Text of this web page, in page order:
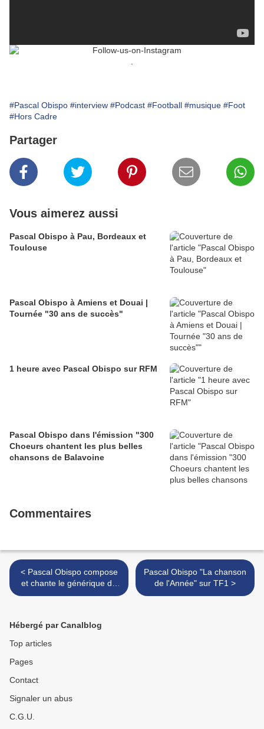
#Pascal Obispo #interview #Podcast #Football #musique #Foot
#Hors Cadre
Partager
Vous aimerez aussi
Pascal Obispo à Pau, Bordeaux et
Toulouse
Pascal Obispo à Amiens et Douai |
Tournée "30 ans de succès"
1 heure avec Pascal Obispo sur RFM
Pascal Obispo dans l'émission "300
Choeurs chantent les plus belles
chansons de Balavoine
Commentaires
< Pascal Obispo compose
et chante le générique de
l'animé "Anatane et les
Pascal Obispo "La chanson
de l'Année" sur TF1 >
Hébergé par Canalblog
Top articles
Pages
Contact
Signaler un abus
C.G.U.